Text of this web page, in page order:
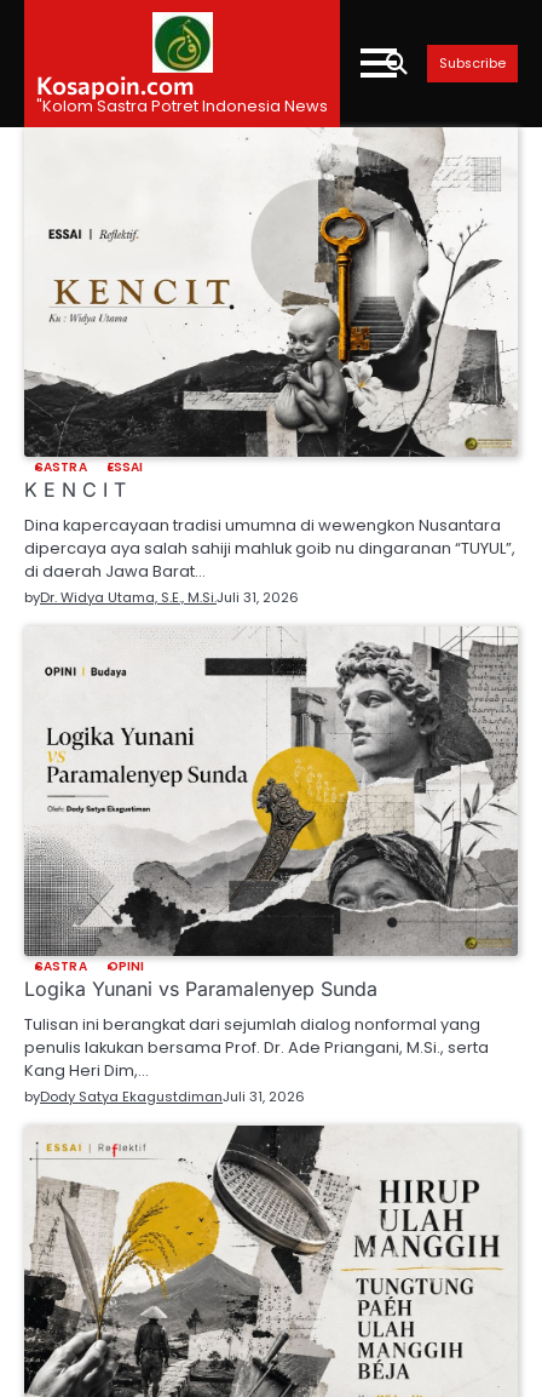
contentKosapoin.com
"Kolom Sastra Potret Indonesia News
Subscribe
SASTRA ESSAI
K E N C I T
Dina kapercayaan tradisi umumna di wewengkon Nusantara
dipercaya aya salah sahiji mahluk goib nu dingaranan “TUYUL”,
di daerah Jawa Barat…
byDr. Widya Utama, S.E., M.Si.Juli 31, 2026
SASTRA OPINI
Logika Yunani vs Paramalenyep Sunda
Tulisan ini berangkat dari sejumlah dialog nonformal yang
penulis lakukan bersama Prof. Dr. Ade Priangani, M.Si., serta
Kang Heri Dim,…
byDody Satya EkagustdimanJuli 31, 2026